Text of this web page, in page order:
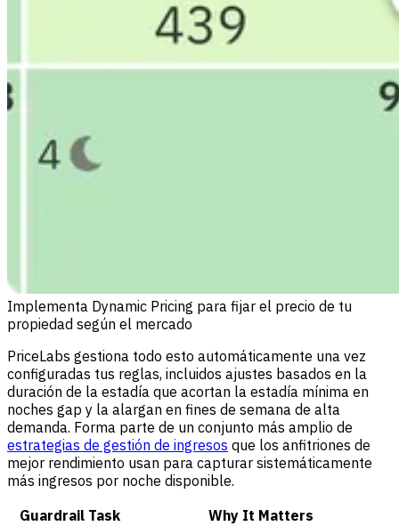
Implementa Dynamic Pricing para fijar el precio de tu
propiedad según el mercado
PriceLabs gestiona todo esto automáticamente una vez
configuradas tus reglas, incluidos ajustes basados en la
duración de la estadía que acortan la estadía mínima en
noches gap y la alargan en fines de semana de alta
demanda. Forma parte de un conjunto más amplio de
estrategias de gestión de ingresos que los anfitriones de
mejor rendimiento usan para capturar sistemáticamente
más ingresos por noche disponible.
Guardrail Task
Why It Matters